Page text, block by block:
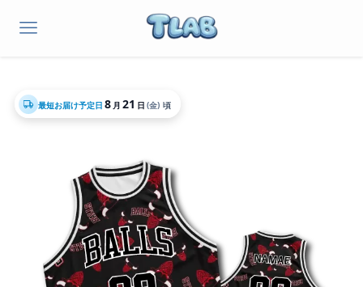
最短お届け予定日 8 月 21 日 (金) 頃